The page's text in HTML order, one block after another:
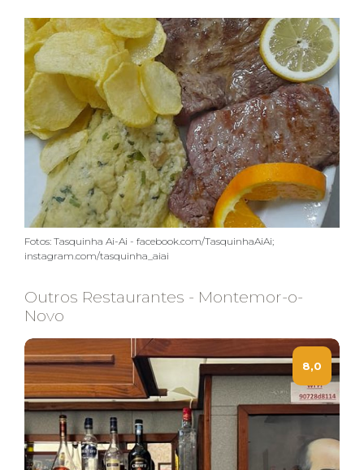
Fotos: Tasquinha Ai-Ai - facebook.com/TasquinhaAiAi;
instagram.com/tasquinha_aiai
Outros Restaurantes - Montemor-o-
Novo
8,0